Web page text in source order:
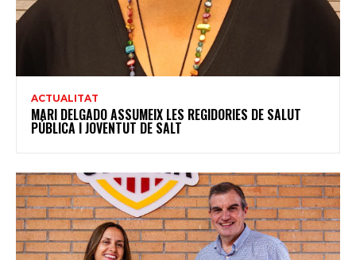
ACTUALITAT
MARI DELGADO ASSUMEIX LES REGIDORIES DE SALUT
PÚBLICA I JOVENTUT DE SALT